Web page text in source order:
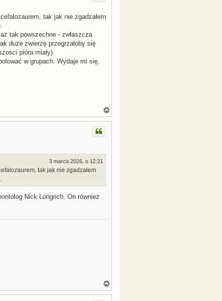
tak jak nie zgadzałem
tak powszechne - zwłaszcza
duże zwierzę przegrzałoby się
pióra miały).
w grupach. Wydaje mi się,
a
g
3 marca 2026, o 12:21
tak jak nie zgadzałem
Nick Longrich. On również
a
g